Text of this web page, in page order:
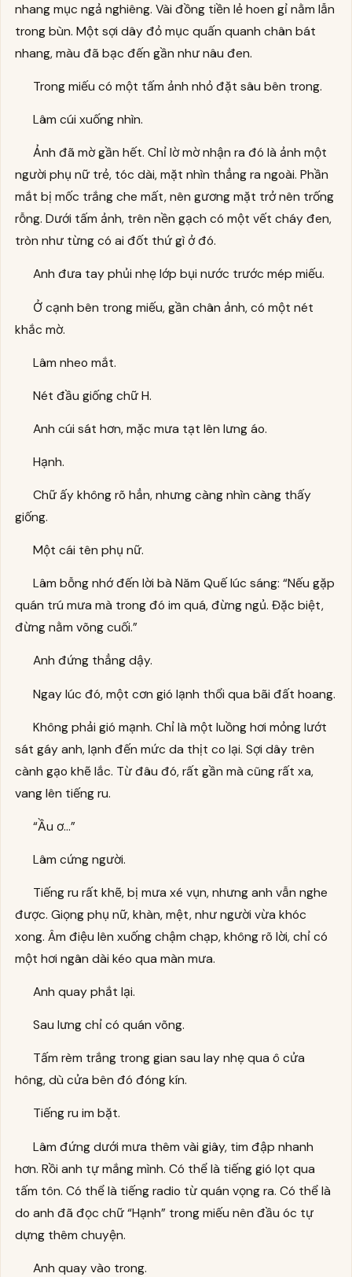
nhang mục ngả nghiêng. Vài đồng tiền lẻ hoen gỉ nằm lẫn
trong bùn. Một sợi dây đỏ mục quấn quanh chân bát
nhang, màu đã bạc đến gần như nâu đen.
Trong miếu có một tấm ảnh nhỏ đặt sâu bên trong.
Lâm cúi xuống nhìn.
Ảnh đã mờ gần hết. Chỉ lờ mờ nhận ra đó là ảnh một
người phụ nữ trẻ, tóc dài, mặt nhìn thẳng ra ngoài. Phần
mắt bị mốc trắng che mất, nên gương mặt trở nên trống
rỗng. Dưới tấm ảnh, trên nền gạch có một vết cháy đen,
tròn như từng có ai đốt thứ gì ở đó.
Anh đưa tay phủi nhẹ lớp bụi nước trước mép miếu.
Ở cạnh bên trong miếu, gần chân ảnh, có một nét
khắc mờ.
Lâm nheo mắt.
Nét đầu giống chữ H.
Anh cúi sát hơn, mặc mưa tạt lên lưng áo.
Hạnh.
Chữ ấy không rõ hẳn, nhưng càng nhìn càng thấy
giống.
Một cái tên phụ nữ.
Lâm bỗng nhớ đến lời bà Năm Quế lúc sáng: “Nếu gặp
quán trú mưa mà trong đó im quá, đừng ngủ. Đặc biệt,
đừng nằm võng cuối.”
Anh đứng thẳng dậy.
Ngay lúc đó, một cơn gió lạnh thổi qua bãi đất hoang.
Không phải gió mạnh. Chỉ là một luồng hơi mỏng lướt
sát gáy anh, lạnh đến mức da thịt co lại. Sợi dây trên
cành gạo khẽ lắc. Từ đâu đó, rất gần mà cũng rất xa,
vang lên tiếng ru.
“Ầu ơ…”
Lâm cứng người.
Tiếng ru rất khẽ, bị mưa xé vụn, nhưng anh vẫn nghe
được. Giọng phụ nữ, khàn, mệt, như người vừa khóc
xong. Âm điệu lên xuống chậm chạp, không rõ lời, chỉ có
một hơi ngân dài kéo qua màn mưa.
Anh quay phắt lại.
Sau lưng chỉ có quán võng.
Tấm rèm trắng trong gian sau lay nhẹ qua ô cửa
hông, dù cửa bên đó đóng kín.
Tiếng ru im bặt.
Lâm đứng dưới mưa thêm vài giây, tim đập nhanh
hơn. Rồi anh tự mắng mình. Có thể là tiếng gió lọt qua
tấm tôn. Có thể là tiếng radio từ quán vọng ra. Có thể là
do anh đã đọc chữ “Hạnh” trong miếu nên đầu óc tự
dựng thêm chuyện.
Anh quay vào trong.